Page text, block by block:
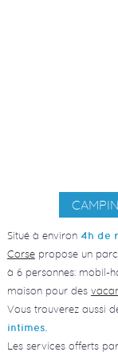
Situé à environ 4h de
Corsepropose un
à 6 personnes: mobil-
maison pour des
Vous trouverez aussi
intimes.
Les services offerts